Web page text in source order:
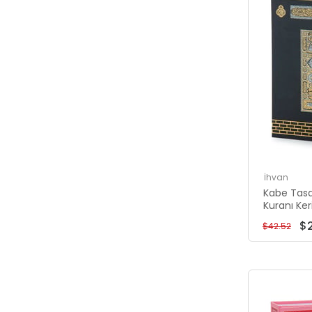
İhvan
Kabe
Kuranı Kerim -
Bilgisayar
$42.52